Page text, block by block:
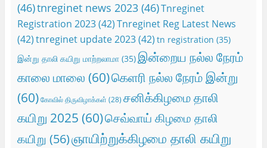
(46)tnreginet news 2023(46)Tnreginet
Registration 2023(42)Tnreginet Reg Latest News
(42)tnreginet update 2023(42) tn registration (35)
இன்று தாலி கயிறு மாற்றலாமா(35)இன்றைய நல்ல நேரம்
காலை மாலை (60)கெளரி நல்ல நேரம் இன்று
(60) கோவில் திருவிழாக்கள் (28) சனிக்கிழமை தாலி
கயிறு 2025 (60)செவ்வாய் கிழமை தாலி
கயிறு (56)ஞாயிற்றுக்கிழமை தாலி கயிறு